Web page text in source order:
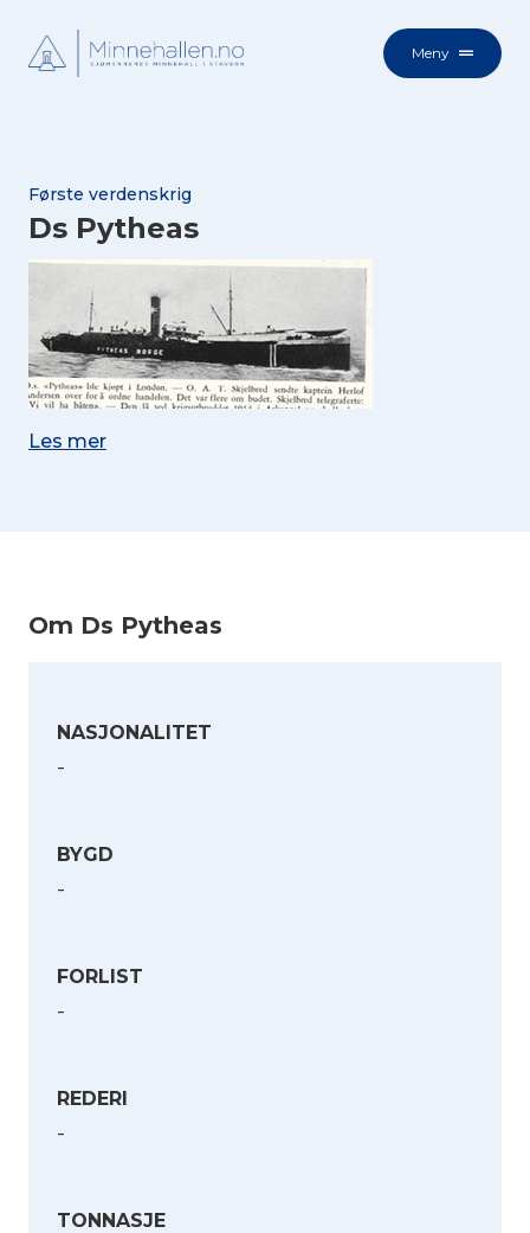
Meny
Første verdenskrig
Ds Pytheas
Les mer
Om Ds Pytheas
NASJONALITET
-
BYGD
-
FORLIST
-
REDERI
-
TONNASJE